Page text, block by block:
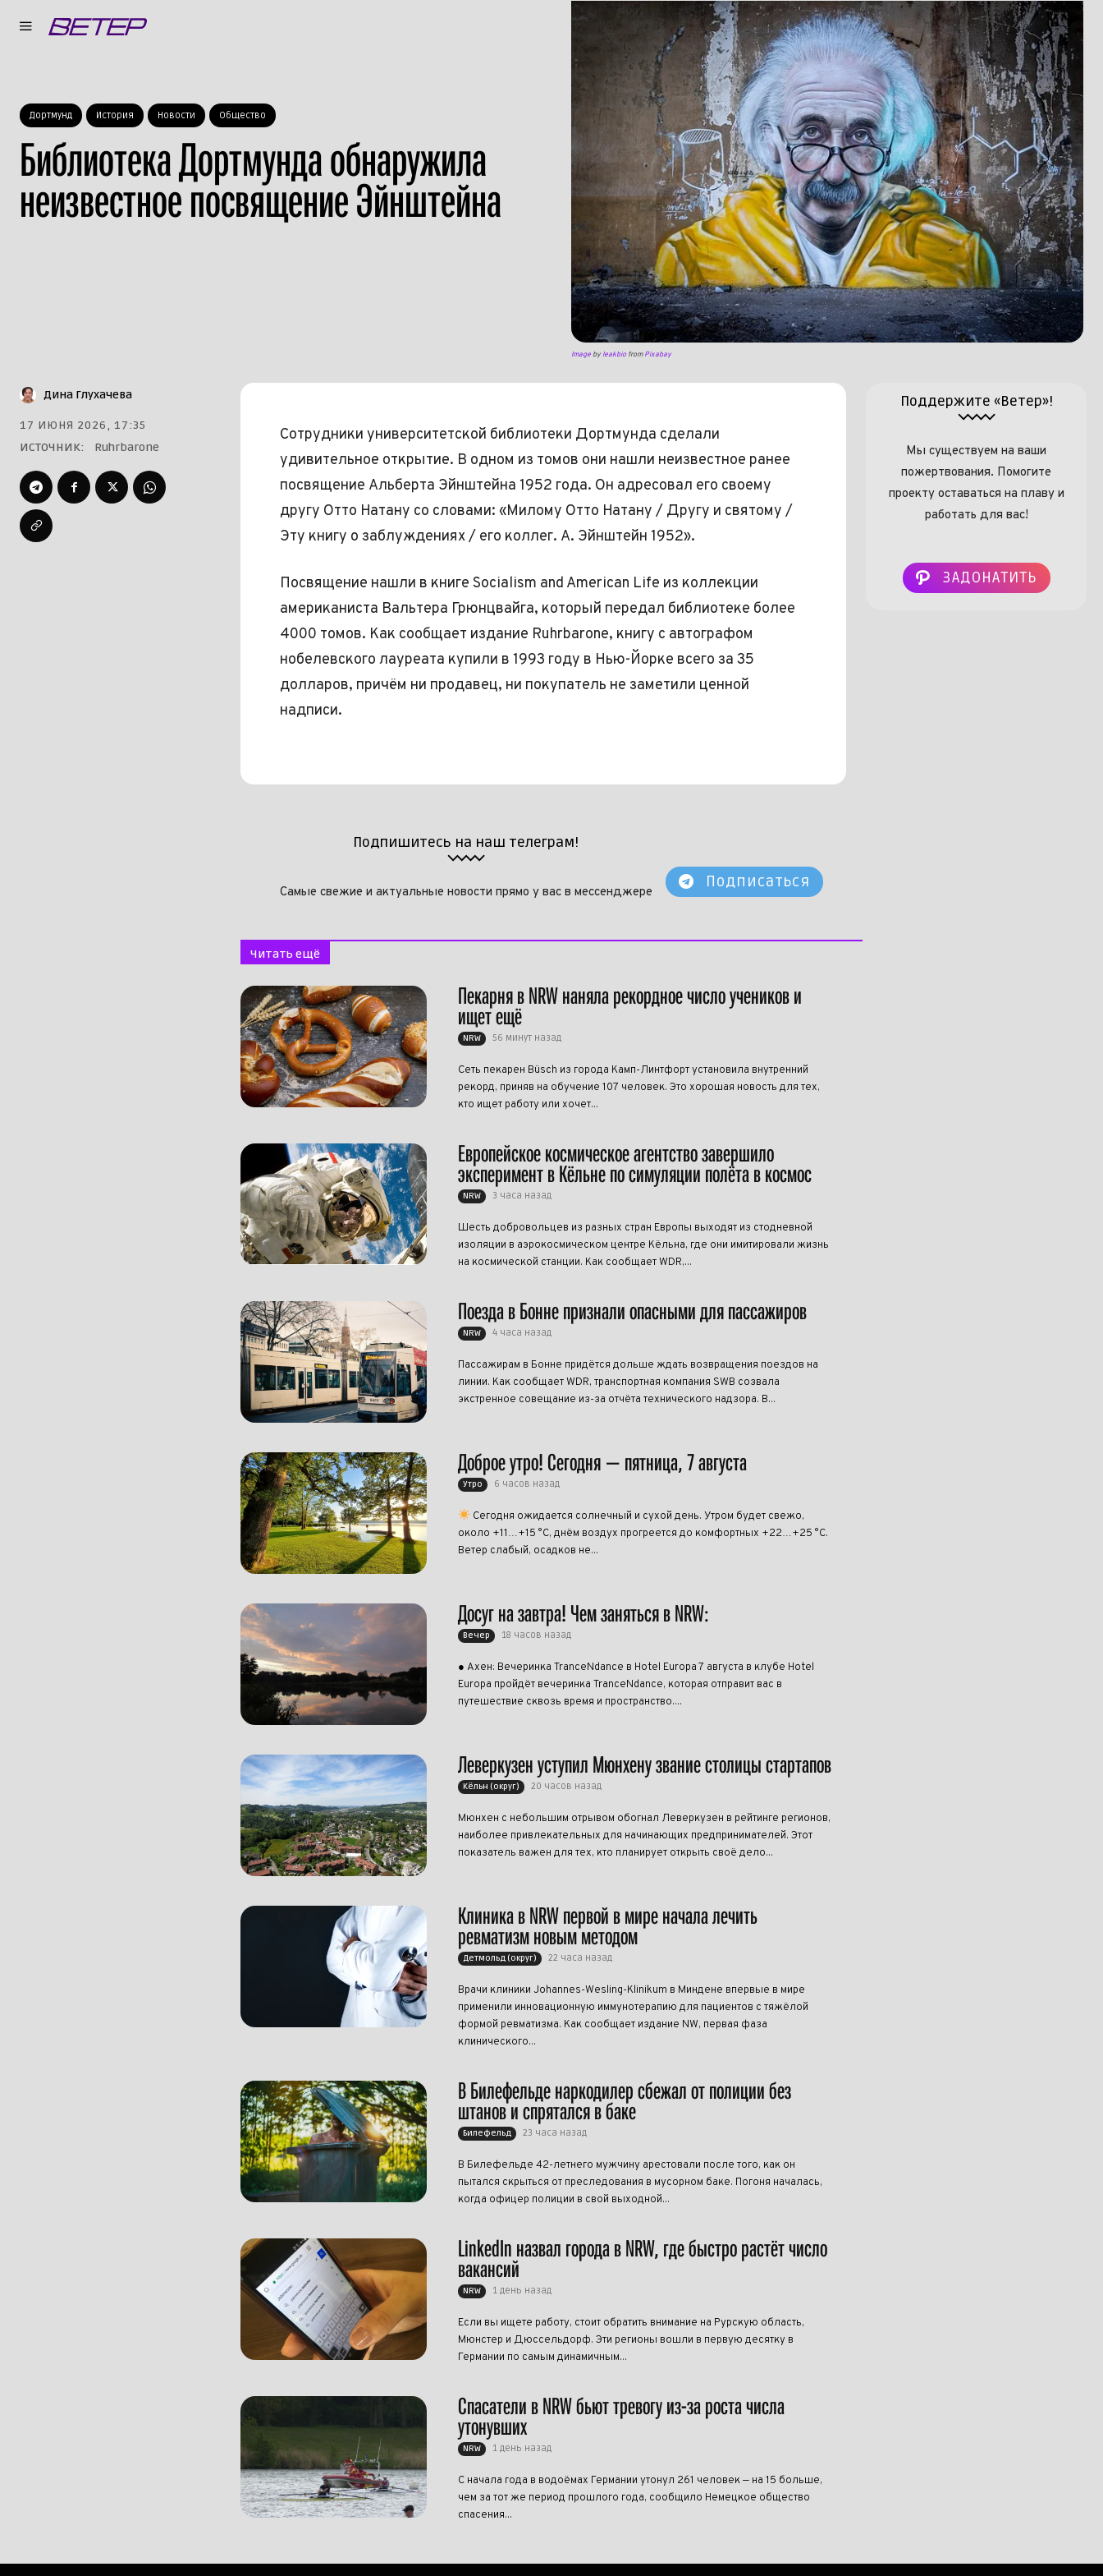
Дортмунд История Новости Общество
Библиотека Дортмунда обнаружила
неизвестное посвящение Эйнштейна
Image byleakbio fromPixabay
Дина Глухачева
17 ИЮНЯ 2026, 17:35
ИСТОЧНИК:
Ruhrbarone
Сотрудники университетской библиотеки Дортмунда сделали
удивительное открытие. В одном из томов они нашли неизвестное ранее
посвящение Альберта Эйнштейна 1952 года. Он адресовал его своему
другу Отто Натану со словами: «Милому Отто Натану / Другу и святому /
Эту книгу о заблуждениях / его коллег. А. Эйнштейн 1952».
Посвящение нашли в книге Socialism and American Life из коллекции
американиста Вальтера Грюнцвайга, который передал библиотеке более
4000 томов. Как сообщает издание Ruhrbarone, книгу с автографом
нобелевского лауреата купили в 1993 году в Нью-Йорке всего за 35
долларов, причём ни продавец, ни покупатель не заметили ценной
надписи.
Поддержите «Ветер»!
Мы существуем на ваши
пожертвования. Помогите
проекту оставаться на плаву и
работать для вас!
ЗАДОНАТИТЬ
Подпишитесь на наш телеграм!
Самые свежие и актуальные новости прямо у вас в мессенджере
Подписаться
Читать ещё
Пекарня в NRW наняла рекордное число учеников и
ищет ещё
NRW 56 минут назад
Сеть пекарен Büsch из города Камп-Линтфорт установила внутренний
рекорд, приняв на обучение 107 человек. Это хорошая новость для тех,
кто ищет работу или хочет...
Европейское космическое агентство завершило
эксперимент в Кёльне по симуляции полёта в космос
NRW 3 часа назад
Шесть добровольцев из разных стран Европы выходят из стодневной
изоляции в аэрокосмическом центре Кёльна, где они имитировали жизнь
на космической станции. Как сообщает WDR,...
Поезда в Бонне признали опасными для пассажиров
NRW 4 часа назад
Пассажирам в Бонне придётся дольше ждать возвращения поездов на
линии. Как сообщает WDR, транспортная компания SWB созвала
экстренное совещание из-за отчёта технического надзора. В...
Доброе утро! Сегодня — пятница, 7 августа
Утро 6 часов назад
Сегодня ожидается солнечный и сухой день. Утром будет свежо,
около +11…+15 °C, днём воздух прогреется до комфортных +22…+25 °C.
Ветер слабый, осадков не...
Досуг на завтра! Чем заняться в NRW:
Вечер 18 часов назад
● Ахен: Вечеринка TranceNdance в Hotel Europa 7 августа в клубе Hotel
Europa пройдёт вечеринка TranceNdance, которая отправит вас в
путешествие сквозь время и пространство....
Леверкузен уступил Мюнхену звание столицы стартапов
Кёльн (округ) 20 часов назад
Мюнхен с небольшим отрывом обогнал Леверкузен в рейтинге регионов,
наиболее привлекательных для начинающих предпринимателей. Этот
показатель важен для тех, кто планирует открыть своё дело...
Клиника в NRW первой в мире начала лечить
ревматизм новым методом
Детмольд (округ) 22 часа назад
Врачи клиники Johannes-Wesling-Klinikum в Миндене впервые в мире
применили инновационную иммунотерапию для пациентов с тяжёлой
формой ревматизма. Как сообщает издание NW, первая фаза
клинического...
В Билефельде наркодилер сбежал от полиции без
штанов и спрятался в баке
Билефельд 23 часа назад
В Билефельде 42-летнего мужчину арестовали после того, как он
пытался скрыться от преследования в мусорном баке. Погоня началась,
когда офицер полиции в свой выходной...
LinkedIn назвал города в NRW, где быстро растёт число
вакансий
NRW 1 день назад
Если вы ищете работу, стоит обратить внимание на Рурскую область,
Мюнстер и Дюссельдорф. Эти регионы вошли в первую десятку в
Германии по самым динамичным...
Спасатели в NRW бьют тревогу из-за роста числа
утонувших
NRW 1 день назад
С начала года в водоёмах Германии утонул 261 человек — на 15 больше,
чем за тот же период прошлого года, сообщило Немецкое общество
спасения...